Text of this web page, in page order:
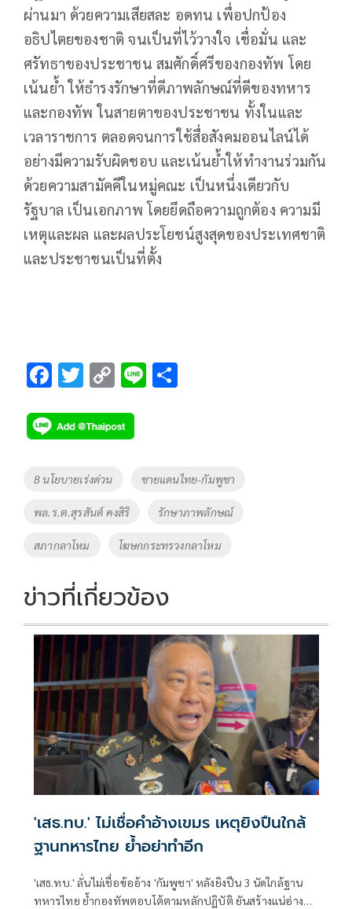
ผ่านมา ด้วยความเสียสละ อดทน เพื่อปกป้อง
อธิปไตยของชาติ จนเป็นที่ไว้วางใจ เชื่อมั่น และ
ศรัทธาของประชาชน สมศักดิ์ศรีของกองทัพ โดย
เน้นย้ำ ให้ธำรงรักษาที่ดีภาพลักษณ์ที่ดีของทหาร
และกองทัพ ในสายตาของประชาชน ทั้งในและ
เวลาราชการ ตลอดจนการใช้สื่อสังคมออนไลน์ได้
อย่างมีความรับผิดชอบ และเน้นย้ำให้ทำงานร่วมกัน
ด้วยความสามัคคีในหมู่คณะ เป็นหนึ่งเดียวกับ
รัฐบาล เป็นเอกภาพ โดยยึดถือความถูกต้อง ความมี
เหตุและผล และผลประโยชน์สูงสุดของประเทศชาติ
และประชาชนเป็นที่ตั้ง
F
e
b
o
k
T
tt
er
C
p
y
n
k
Li
Tags
8 นโยบายเร่งด่วน ชายแดนไทย-กัมพูชา
พล.ร.ต.สุรสันต์ คงสิริ รักษาภาพลักษณ์
สภากลาโหม โฆษกกระทรวงกลาโหม
ข่าวที่เกี่ยวข้อง
'เสธ.ทบ.' ไม่เชื่อคำอ้างเขมร เหตุยิงปืนใกล้
ฐานทหารไทย ย้ำอย่าทำอีก
'เสธ.ทบ.' ลั่นไม่เชื่อข้ออ้าง 'กัมพูชา' หลังยิงปืน 3 นัดใกล้ฐาน
ทหารไทย ย้ำกองทัพตอบโต้ตามหลักปฏิบัติ ยันสร้างแน่อ่าง